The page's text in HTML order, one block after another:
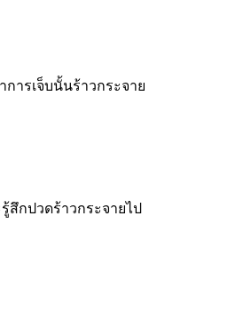
ารเจ็บนั้นร้าวกระจาย
สึกปวดร้าวกระจายไป